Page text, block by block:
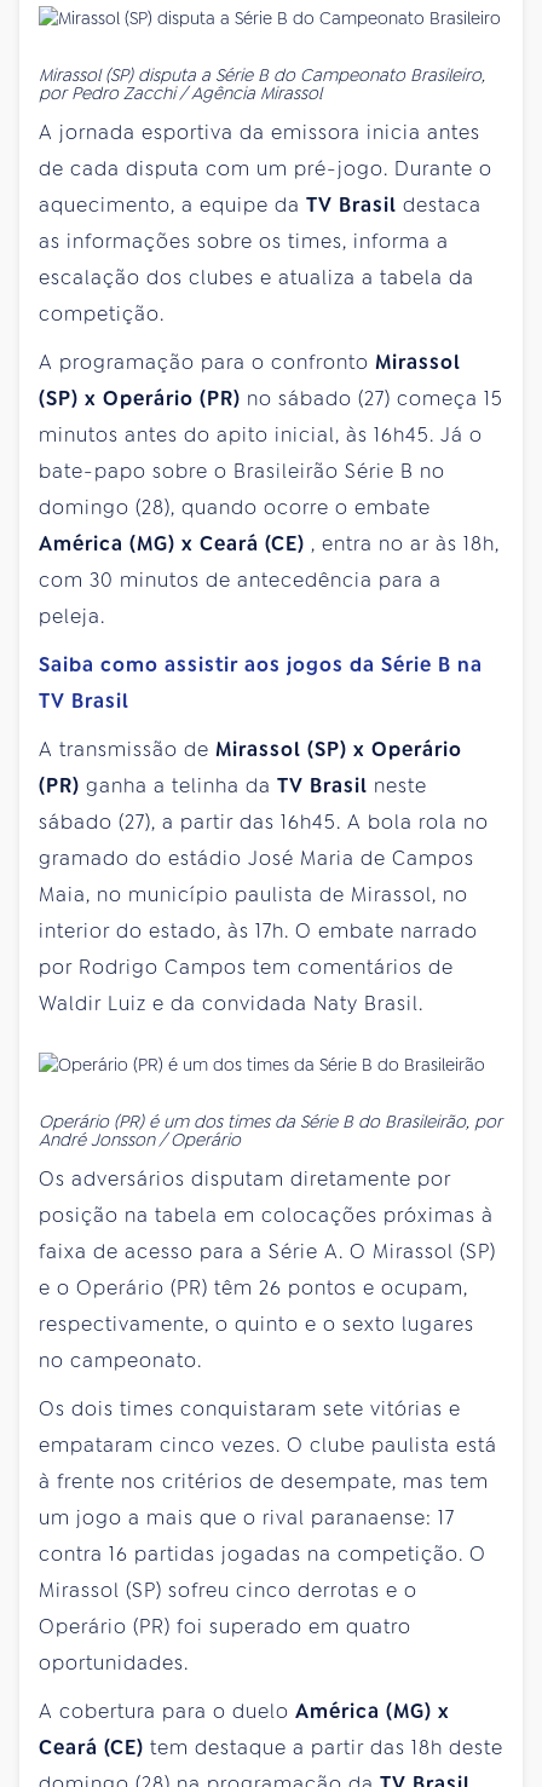
Mirassol (SP) disputa a Série B do Campeonato Brasileiro,
por Pedro Zacchi / Agência Mirassol
A jornada esportiva da emissora inicia antes
de cada disputa com um pré-jogo. Durante o
aquecimento, a equipe da TV Brasil destaca
as informações sobre os times, informa a
escalação dos clubes e atualiza a tabela da
competição.
A programação para o confronto Mirassol
(SP) x Operário (PR) no sábado (27) começa 15
minutos antes do apito inicial, às 16h45. Já o
bate-papo sobre o Brasileirão Série B no
domingo (28), quando ocorre o embate
América (MG) x Ceará (CE) , entra no ar às 18h,
com 30 minutos de antecedência para a
peleja.
Saiba como assistir aos jogos da Série B na
TV Brasil
A transmissão de Mirassol (SP) x Operário
(PR) ganha a telinha da TV Brasil neste
sábado (27), a partir das 16h45. A bola rola no
gramado do estádio José Maria de Campos
Maia, no município paulista de Mirassol, no
interior do estado, às 17h. O embate narrado
por Rodrigo Campos tem comentários de
Waldir Luiz e da convidada Naty Brasil.
Operário (PR) é um dos times da Série B do Brasileirão, por
André Jonsson / Operário
Os adversários disputam diretamente por
posição na tabela em colocações próximas à
faixa de acesso para a Série A. O Mirassol (SP)
e o Operário (PR) têm 26 pontos e ocupam,
respectivamente, o quinto e o sexto lugares
no campeonato.
Os dois times conquistaram sete vitórias e
empataram cinco vezes. O clube paulista está
à frente nos critérios de desempate, mas tem
um jogo a mais que o rival paranaense: 17
contra 16 partidas jogadas na competição. O
Mirassol (SP) sofreu cinco derrotas e o
Operário (PR) foi superado em quatro
oportunidades.
A cobertura para o duelo América (MG) x
Ceará (CE) tem destaque a partir das 18h deste